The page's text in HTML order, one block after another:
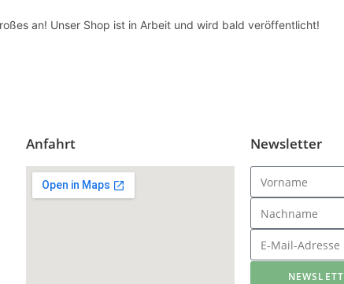
an! Unser Shop ist in Arbeit und wird bald veröffentlicht!
Anfahrt Newsletter